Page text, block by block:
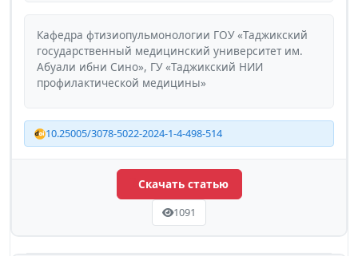
Кафедра фтизиопульмонологии ГОУ «Таджикский
государственный медицинский университет им.
Абуали ибни Сино», ГУ «Таджикский НИИ
профилактической медицины»
10.25005/3078-5022-2024-1-4-498-514
Скачать статью
1091